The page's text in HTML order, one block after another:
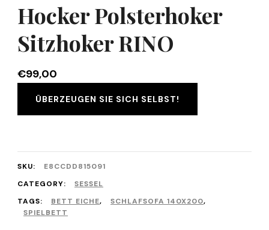
Hocker Polsterhoker
Sitzhoker RINO
€99,00
ÜBERZEUGEN SIE SICH SELBST!
SKU:
E8CCDD815091
CATEGORY:
SESSEL
TAGS:
BETT EICHE, SCHLAFSOFA 140X200,
SPIELBETT